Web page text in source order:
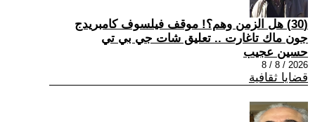
(30) هل الزمن وهم؟! موقف فيلسوف كامبريدج
جون ماك تاغارت .. تعليق شات جي بي تي
حسين عجيب
2026 / 8 / 8
قضايا ثقافية